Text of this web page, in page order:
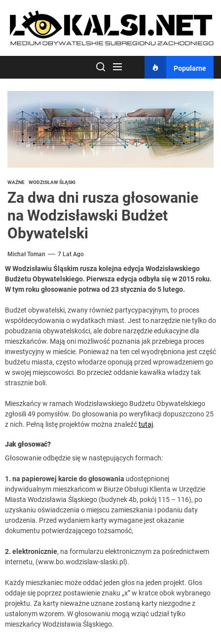
content
Popularne
WAŻNE WODZISŁAW ŚLĄSKI
Za dwa dni rusza głosowanie
na Wodzisławski Budżet
Obywatelski
Michał Toman 7 Lat Ago
W Wodzisławiu Śląskim rusza kolejna edycja Wodzisławskiego
Budżetu Obywatelskiego. Pierwsza edycja odbyła się w 2015 roku.
W tym roku głosowanie potrwa od 23 stycznia do 5 lutego.
Budżet obywatelski, zwany również partycypacyjnym, to proces
współdecydowania o wydatkach miast. Jest to narzędzie nie tylko do
pobudzania obywatelskości, ale dobre narzędzie edukacyjne dla
mieszkańców. Mają oni możliwość poznania jak przebiega proces
inwestycyjny w mieście. Ponieważ na ten cel wyodrębniona jest część
budżetu miasta, często włodarze oponują przed wprowadzeniem go
w swojej miejscowości. Bo przecież oddanie kawałka władzy tak
strasznie boli.
Mieszkańcy w ramach Wodzisławskiego Budżetu Obywatelskiego
zgłosili 49 pomysłów. Do głosowania po weryfikacji dopuszczono 25
z nich. Pełną listę projektów można znaleźćtutaj.
Jak głosować?
Głosowanie odbędzie się w następujących formach:
1. na papierowej karciedo głosowania udostępnionej
indywidualnym mieszkańcom w Biurze Obsługi Klienta w Urzędzie
Miasta Wodzisławia Śląskiego (budynek 4b, pokój 115 – 116), po
uzyskaniu oświadczenia o miejscu zamieszkania i podaniu daty
urodzenia. Przed wydaniem karty wymagane jest okazanie
dokumentu potwierdzającego tożsamość,
2. elektronicznie, na formularzu elektronicznym za pośrednictwem
internetu, (www.bo.wodzislaw-slaski.pl).
Każdy mieszkaniec może oddać jeden głos na jeden projekt. Głos
oddaje się poprzez postawienie znaku „x” w kratce obok wybranego
projektu. Za karty nieważne uznane zostaną karty niezgodne z
ustalonym wzorem. W głosowaniu mogą wziąć udział tylko
mieszkańcy Wodzisławia Śląskiego.